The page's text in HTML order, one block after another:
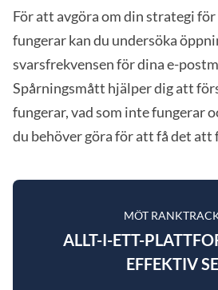
För att avgöra om din strategi
fungerar kan du undersöka
svarsfrekvensen för dina e-
Spårningsmått hjälper dig att
fungerar, vad som inte fungerar
du behöver göra för att få det att
MÖT
ALLT-I-ETT-
EFFEKTIV